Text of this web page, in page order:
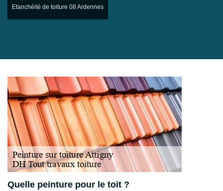
Etanchéité de toiture 08 Ardennes
Quelle peinture pour le toit ?